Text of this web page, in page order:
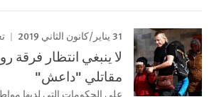
31 يناير/كانون الثاني 2019
لا ينبغي انتظار فرقة
مقاتلي "داعش"
على الحكومات التي لديها